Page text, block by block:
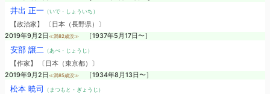
井出 正一（いで・しょういち）
【政治家】 〔日本（長野県）〕
2019年9月2日 ≪満82歳没≫ ［1937年5月17日〜］
安部 譲二 （あべ・じょうじ）
【作家】 〔日本（東京都）〕
2019年9月2日 ≪満85歳没≫ ［1934年8月13日〜］
松本 暁司 （まつもと・ぎょうじ）